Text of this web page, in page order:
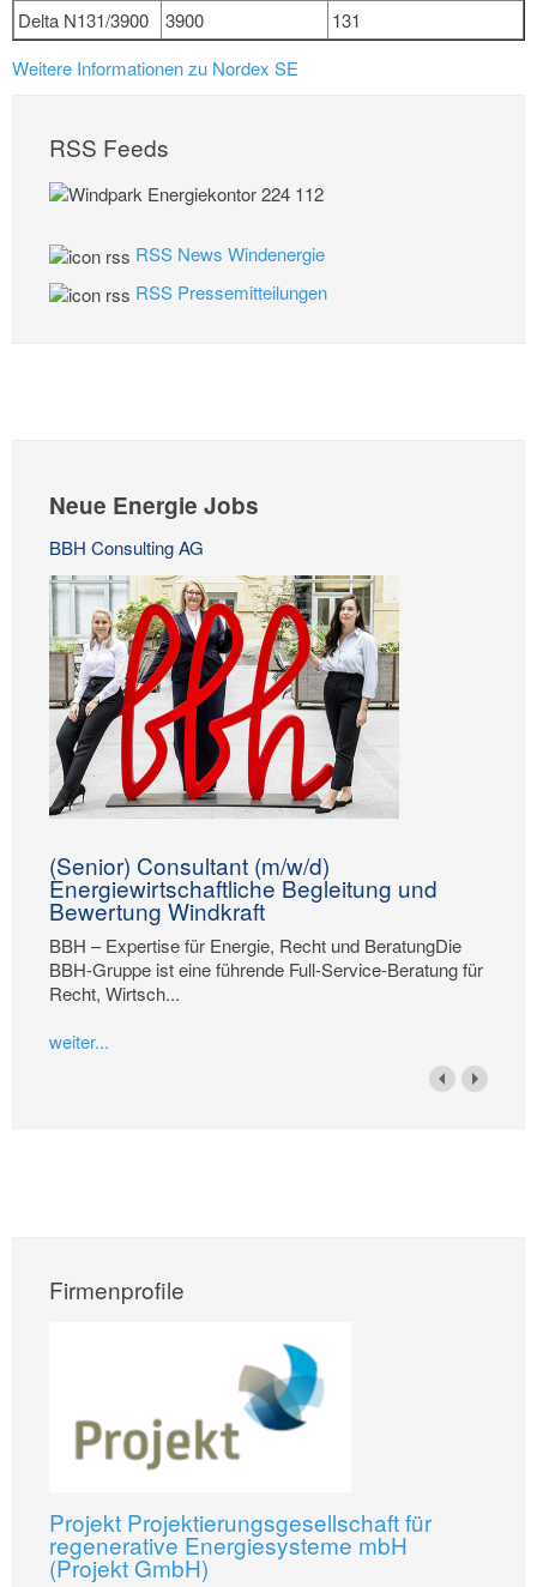
Delta N131/3900 3900
131
Weitere Informationen zu Nordex SE
RSS Feeds
RSS News Windenergie
RSS Pressemitteilungen
Neue Energie Jobs
BBH Consulting AG
(Senior) Consultant (m/w/d)
Energiewirtschaftliche Begleitung und
Bewertung Windkraft
BBH – Expertise für Energie, Recht und BeratungDie
BBH-Gruppe ist eine führende Full-Service-Beratung für
Recht, Wirtsch...
weiter...
Firmenprofile
Projekt Projektierungsgesellschaft für
regenerative Energiesysteme mbH
(Projekt GmbH)